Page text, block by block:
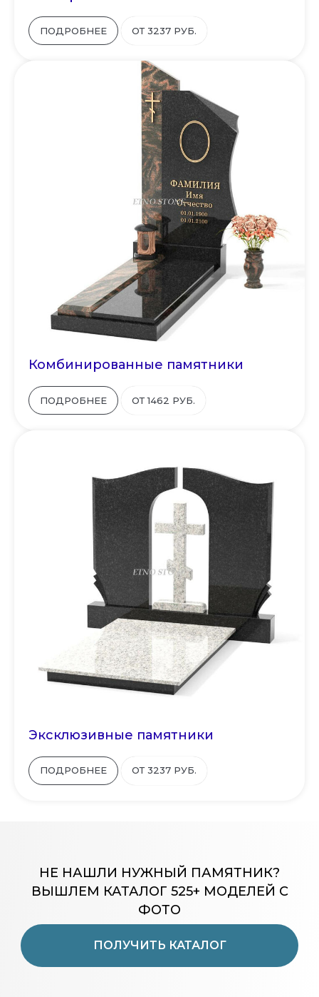
ПОДРОБНЕЕ ОТ 3237 РУБ.
Комбинированные памятники
ПОДРОБНЕЕ ОТ 1462 РУБ.
Эксклюзивные памятники
ПОДРОБНЕЕ ОТ 3237 РУБ.
ПОЛУЧИТЬ КАТАЛОГ
НЕ НАШЛИ НУЖНЫЙ ПАМЯТНИК?
ВЫШЛЕМ КАТАЛОГ 525+ МОДЕЛЕЙ С
ФОТО